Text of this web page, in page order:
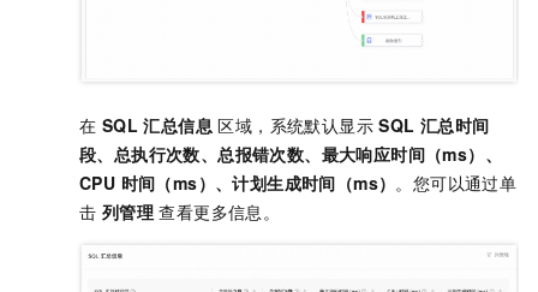
在 SQL 汇总信息 区域，系统默认显示SQL 汇总时间
段、总执行次数、总报错次数、最大响应时间（ms）、
CPU 时间（ms）、计划生成时间（ms） 。您可以通过单
击 列管理 查看更多信息。